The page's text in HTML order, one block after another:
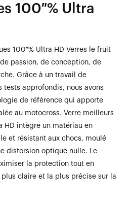
100 % Ultra
100 % Ultra HD Verres le fruit
passion, de conception, de
Grâce à un travail de
tests approfondis, nous avons
de référence qui apporte
au motocross. Verre meilleurs
HD intègre un matériau en
et résistant aux chocs, moulé
distorsion optique nulle. Le
la protection tout en
claire et la plus précise sur la